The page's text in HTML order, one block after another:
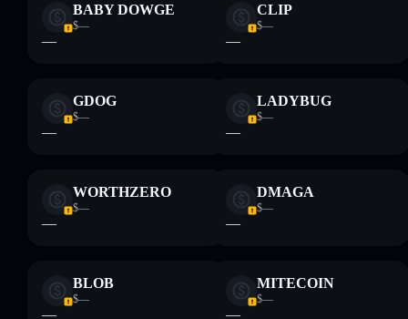
BABY DOWGE
$—
—
CLIP
$—
—
GDOG
$—
—
LADYBUG
$—
—
WORTHZERO
$—
—
DMAGA
$—
—
BLOB
$—
—
MITECOIN
$—
—